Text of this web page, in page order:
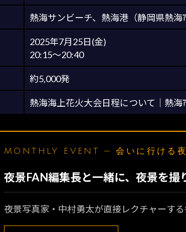
熱海サンビーチ、熱海港（静岡県熱海
2025年7月25日(金)
20:15～20:40
約5,000発
熱海海上花火大会日程について｜熱海
MONTHLY EVENT — 会いに行ける夜
夜景FAN編集長と一緒に、夜景を撮
夜景写真家・中村勇太が直接レクチャーす